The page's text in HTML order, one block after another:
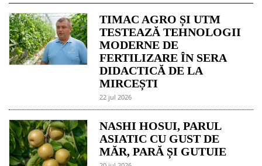
TIMAC AGRO ȘI UTM
TESTEAZĂ TEHNOLOGII
MODERNE DE
FERTILIZARE ÎN SERA
DIDACTICĂ DE LA
MIRCEȘTI
22 jul 2026
NASHI HOSUI, PARUL
ASIATIC CU GUST DE
MĂR, PARĂ ȘI GUTUIE